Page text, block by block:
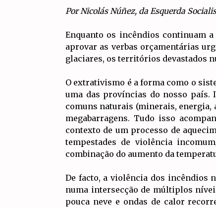
Por Nicolás Núñez, da Esquerda
Enquanto os incêndios continuam
aprovar as verbas orçamentárias
glaciares, os territórios devastados
O extrativismo é a forma como o
uma das províncias do nosso país.
comuns naturais (minerais,
megabarragens. Tudo isso
contexto de um processo de
tempestades de violência
combinação do aumento da
De facto, a violência dos incêndios
numa intersecção de múltiplos
pouca neve e ondas de calor